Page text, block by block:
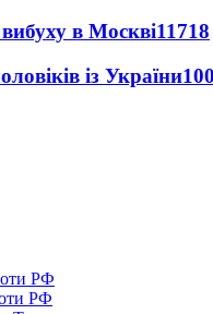
в Москві11718
із України
РФ